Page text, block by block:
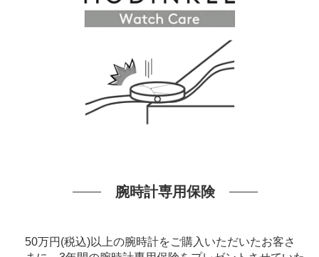
腕時計専用保険
50万円(税込)以上の腕時計をご購入いただいたお客さ